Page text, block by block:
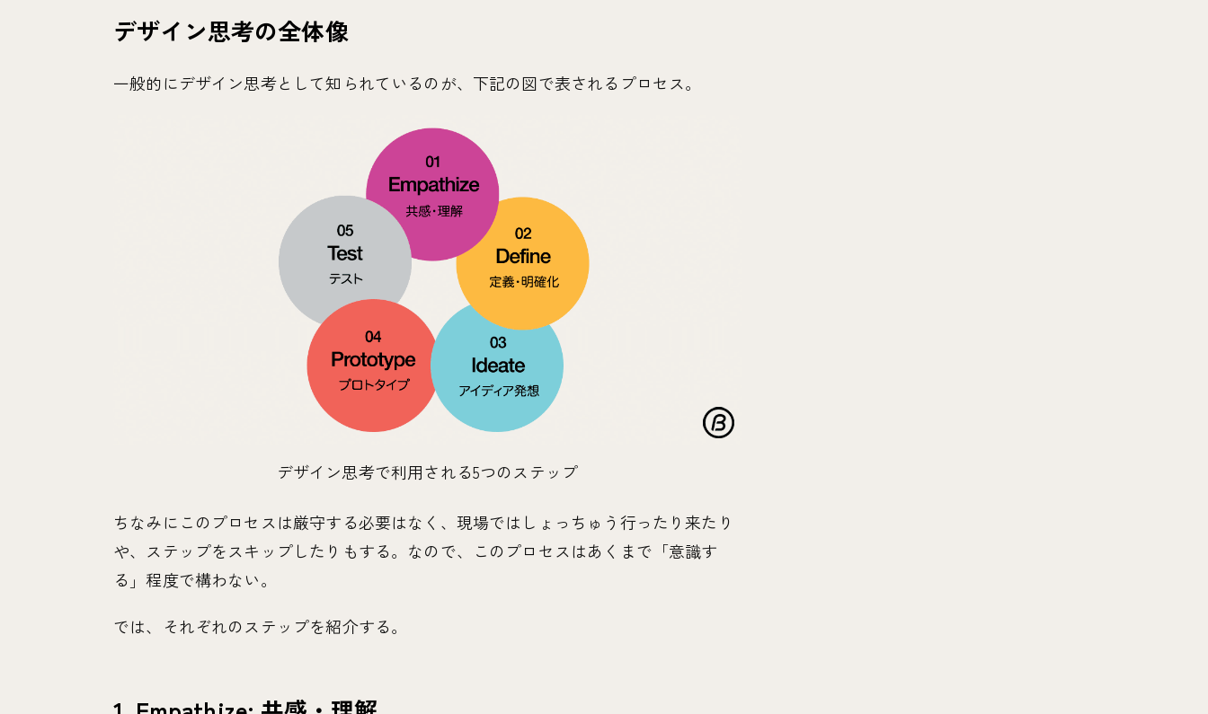
デザイン思考の全体像
一般的にデザイン思考として知られているのが、下記の図で表されるプロセス。
デザイン思考で利用される5つのステップ
ちなみにこのプロセスは厳守する必要はなく、現場ではしょっちゅう行ったり来たり
や、ステップをスキップしたりもする。なので、このプロセスはあくまで「意識す
る」程度で構わない。
では、それぞれのステップを紹介する。